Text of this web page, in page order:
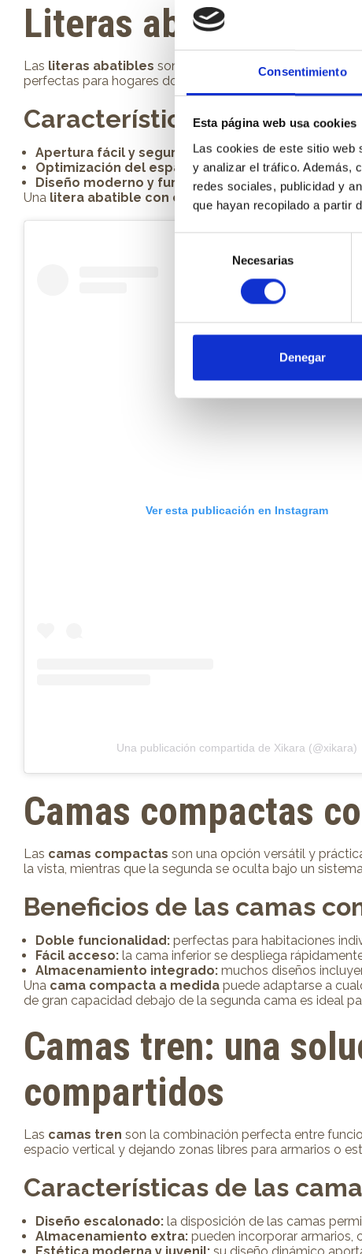
Consentimiento
Esta página web usa cookies
Las cookies de este sitio web
y analizar el tráfico. Además,
redes sociales, publicidad y
que hayan recopilado a partir
consentimiento
Necesarias
Denegar
Literas abatibles
Las literas abatibles son una opción ideal para
perfectas para hogares donde cada centímetro cuenta y
Características de las
Apertura fácil y segura:
incorporan sistemas de
Optimización del espacio:durante el día, la
Diseño moderno y funcional:pueden integrarse con
Una litera abatible con estanterías en los laterales
Ver esta publicación en Instagram
Una publicación compartida de Xikara (@xikara)
Camas compactas
Las camas compactas son una opción versátil y
la vista, mientras que la segunda se oculta bajo un
Beneficios de las camas
Doble funcionalidad: perfectas para habitaciones
Fácil acceso: la cama inferior se despliega
Almacenamiento integrado: muchos diseños
Una cama compacta a medida puede adaptarse a
de gran capacidad debajo de la segunda cama es ideal
Camas tren: una
compartidos
Las camas tren son la combinación perfecta entre
espacio vertical y dejando zonas libres para armarios o
Características de las
Diseño escalonado: la disposición de las camas
Almacenamiento extra: pueden incorporar armarios,